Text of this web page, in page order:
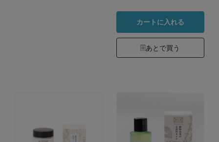
カートに入れる
あとで買う